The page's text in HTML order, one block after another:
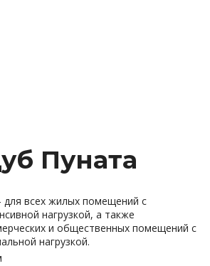
Пуната
всех жилых помещений с
нагрузкой, а также
и общественных помещений с
нагрузкой.